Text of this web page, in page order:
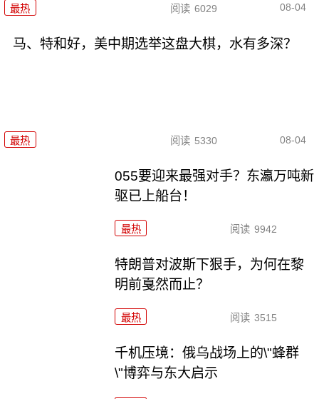
最热 阅读 6029 08-04
马、特和好，美中期选举这盘大棋，水有多深？
最热 阅读 5330 08-04
055要迎来最强对手？东瀛万吨新
驱已上船台！
最热 阅读 9942
特朗普对波斯下狠手，为何在黎
明前戛然而止？
最热 阅读 3515
千机压境：俄乌战场上的\"蜂群
\"博弈与东大启示